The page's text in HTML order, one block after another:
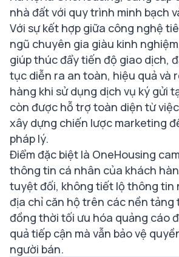
nhà đất với quy trình minh bạch
Với sự kết hợp giữa công nghệ
ngũ chuyên gia giàu kinh
giúp thúc đẩy tiến độ giao dịch,
tục diễn ra an toàn, hiệu quả và
hàng khi sử dụng dịch vụ ký gửi
còn được hỗ trợ toàn diện từ
xây dựng chiến lược marketing
pháp lý.
Điểm đặc biệt là OneHousing
thông tin cá nhân của khách
tuyệt đối, không tiết lộ thông tin
địa chỉ căn hộ trên các nền tảng
đồng thời tối ưu hóa quảng cáo
quả tiếp cận mà vẫn bảo vệ
người bán.